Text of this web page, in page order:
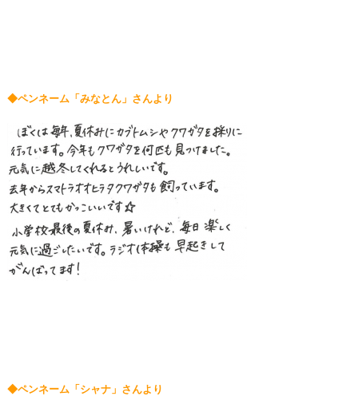
◆ペンネーム「みなとん」さんより
◆ペンネーム「シャナ」さんより